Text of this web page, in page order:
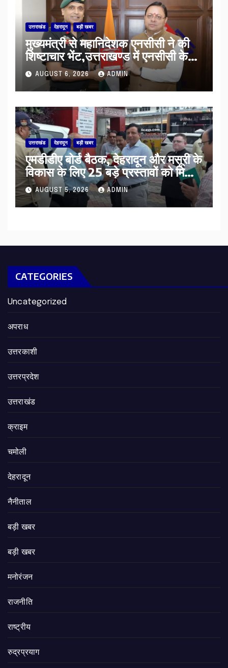
उत्तराखंड देहरादून बड़ी खबर
मुख्यमंत्री से महानिदेशक एनसीसी ने की
शिष्टाचार भेंट,उत्तराखण्ड में एनसीसी के
विस्तार एवं आधुनिक आधारभूत संरचना के
विकास पर हुई महत्वपूर्ण चर्चा
AUGUST 6, 2026 ADMIN
उत्तराखंड देहरादून बड़ी खबर
एमडीडीए बोर्ड बैठक, देहरादून और मसूरी के
विकास के लिए 25 बड़े प्रस्तावों को मिली
हरी झंडी
AUGUST 5, 2026 ADMIN
CATEGORIES
Uncategorized
अपराध
उत्तरकाशी
उत्तरप्रदेश
उत्तराखंड
क्राइम
चमोली
देहरादून
नैनीताल
बड़ी खबर
बड़ी खबर
मनोरंजन
राजनीति
राष्ट्रीय
रुद्रप्रयाग